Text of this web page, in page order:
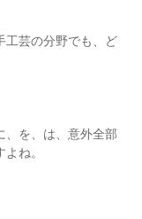
工芸の分野でも、ど
、を、は、意外全部
ね。